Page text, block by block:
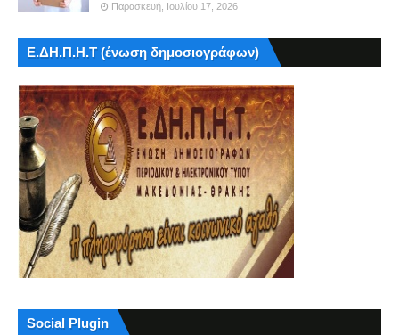
Παρασκευή, Ιουλίου 17, 2026
Ε.ΔΗ.Π.Η.Τ (ένωση δημοσιογράφων)
Social Plugin